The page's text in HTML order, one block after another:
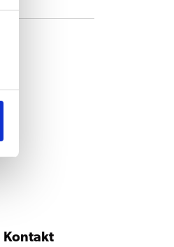
Kontakt